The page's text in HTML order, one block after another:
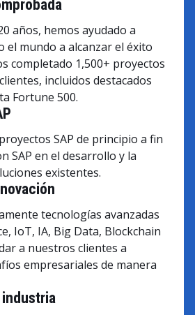
años, hemos ayudado a
el mundo a alcanzar el éxito
completado 1,500+ proyectos
incluidos destacados
Fortune 500.
industria
SAP de principio a fin
SAP en el desarrollo y la
existentes.
tecnologías avanzadas
IoT, IA, Big Data, Blockchain
a nuestros clientes a
empresariales de manera